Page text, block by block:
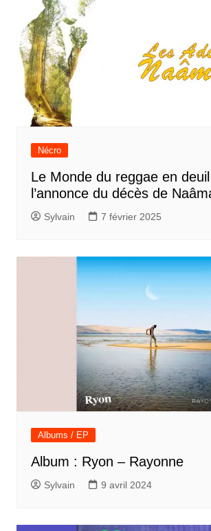
Nécro
Le Monde du reggae en
l’annonce du décès de
Sylvain 7 février 2025
Albums / EP
Album : Ryon – Rayonne
Sylvain 9 avril 2024